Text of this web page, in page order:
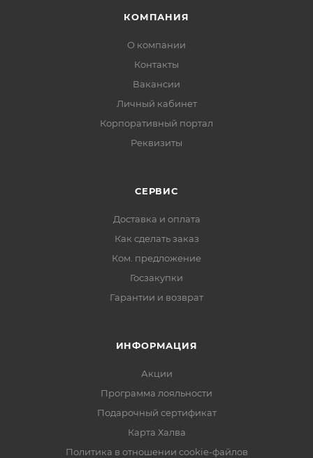
КОМПАНИЯ
О компании
Контакты
Вакансии
Личный кабинет
Корпоративный портал
Реквизиты
СЕРВИС
Доставка и оплата
Как сделать заказ
Ком. предложение
Госзакупки
Гарантии и возврат
ИНФОРМАЦИЯ
Акции
Программа лояльности
Подарочный сертификат
Карта Халва
Политика в отношении cookie-файлов